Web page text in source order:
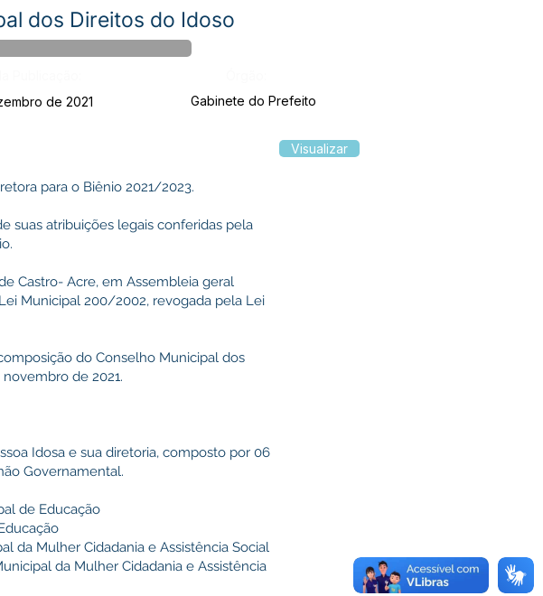
dos Direitos do Idoso
de 2021 Gabinete do Prefeito
para o Biênio 2021/2023.
suas atribuições legais conferidas pela
Castro- Acre, em Assembleia geral
Municipal 200/2002, revogada pela Lei
do Conselho Municipal dos
de 2021.
Idosa e sua diretoria, composto por 06
Governamental.
de Educação
da Mulher Cidadania e Assistência Social
da Mulher Cidadania e Assistência
Visualizar